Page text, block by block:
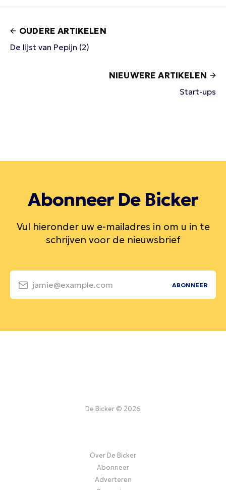
OUDERE ARTIKELEN
De lijst van Pepijn (2)
NIEUWERE ARTIKELEN
Start-ups
Abonneer De Bicker
Vul hieronder uw e-mailadres in om u in te
schrijven voor de nieuwsbrief
jamie@example.com ABONNEER
De Bicker © 2026
Over De Bicker
Abonneer
Adverteren